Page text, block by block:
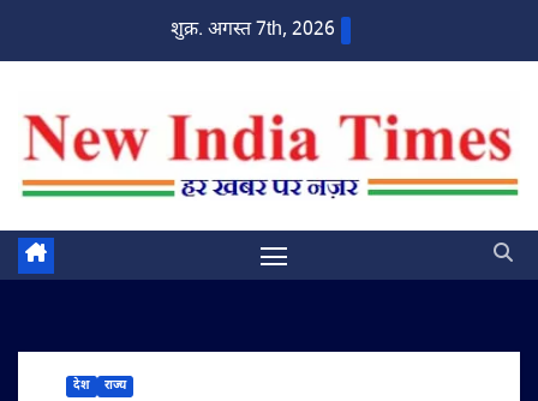
शुक्र. अगस्त 7th, 2026
देश राज्य